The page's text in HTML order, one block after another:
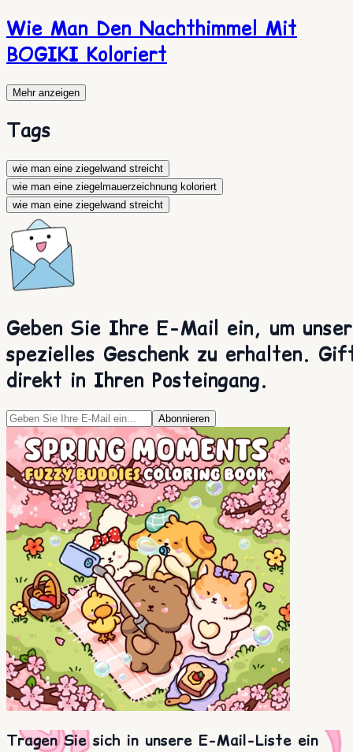
Wie Man Den Nachthimmel Mit
BOGIKI Koloriert
Mehr anzeigen
Tags
wie man eine ziegelwand streicht
wie man eine ziegelmauerzeichnung koloriert
wie man eine ziegelwand streicht
Geben Sie Ihre E-Mail ein, um unser
spezielles Geschenk zu erhalten.
direkt in Ihren Posteingang.
Abonnieren
Tragen Sie sich in unsere E-Mail-Liste ein